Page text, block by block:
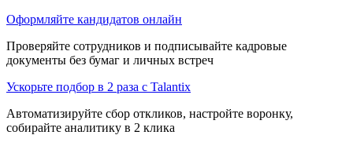
Оформляйте кандидатов онлайн
Проверяйте сотрудников и подписывайте кадровые
документы без бумаг и личных встреч
Ускорьте подбор в 2 раза с Talantix
Автоматизируйте сбор откликов, настройте воронку,
собирайте аналитику в 2 клика